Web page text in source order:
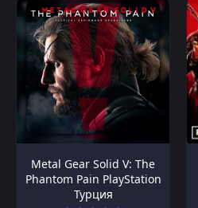
Metal Gear Solid V: The
Phantom Pain PlayStation
Турция